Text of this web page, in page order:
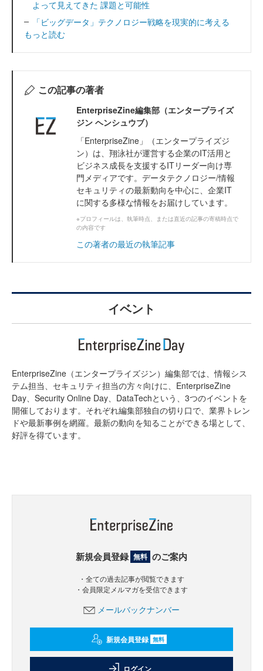
よって見えてきた 課題と可能性
「ビッグデータ」テクノロジー戦略を現実的に考える
もっと読む
この記事の著者
EnterpriseZine編集部（エンタープライズ
ジン ヘンシュウブ）
「EnterpriseZine」（エンタープライズジ
ン）は、翔泳社が運営する企業のIT活用と
ビジネス成長を支援するITリーダー向け専
門メディアです。データテクノロジー/情報
セキュリティの最新動向を中心に、企業IT
に関する多様な情報をお届けしています。
※プロフィールは、執筆時点、または直近の記事の寄稿時点で
の内容です
この著者の最近の執筆記事
イベント
EnterpriseZine（エンタープライズジン）編集部では、情報シス
テム担当、セキュリティ担当の方々向けに、EnterpriseZine
Day、Security Online Day、DataTechという、3つのイベントを
開催しております。それぞれ編集部独自の切り口で、業界トレン
ドや最新事例を網羅。最新の動向を知ることができる場として、
好評を得ています。
新規会員登録 無料 のご案内
・全ての過去記事が閲覧できます
・会員限定メルマガを受信できます
メールバックナンバー
新規会員登録 無料
ログイン